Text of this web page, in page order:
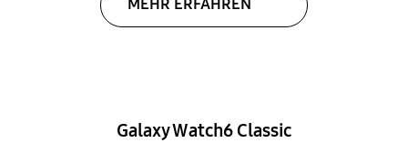
MEHR ERFAHREN
Galaxy Watch6 Classic